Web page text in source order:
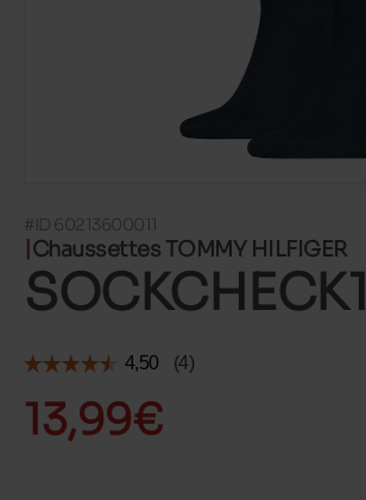
#ID 60213600011
Chaussettes TOMMY HILFIGER
SOCKCHECK1
13,99€